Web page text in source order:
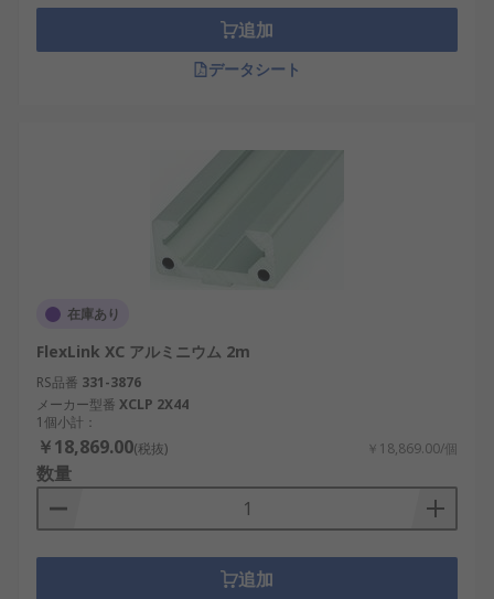
追加
データシート
在庫あり
FlexLink XC アルミニウム 2m
RS品番 331-3876
メーカー型番 XCLP 2X44
1個小計：
￥18,869.00(税抜) ￥18,869.00/個
数量
追加